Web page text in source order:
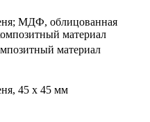
МДФ, облицованная
материал
материал
45 х 45 мм